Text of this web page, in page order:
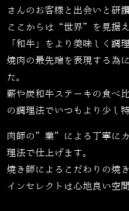
さんのお客様と出会いと研
ここからは“世界”を見据え
「和牛」をより美味しく調
焼肉の最先端を表現する為
た。
薪や炭和牛ステーキの食べ
の調理法でいつもより少し
肉師の”業”による丁寧に
理法で仕上げます。
焼き師によるこだわりの焼
インセレクトは心地良い空